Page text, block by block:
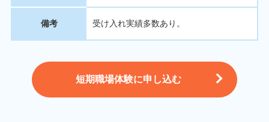
備考 受け入れ実績多数あり。
短期職場体験に申し込む